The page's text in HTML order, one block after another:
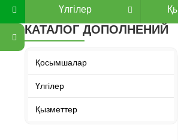
Үлгілер
КАТАЛОГ ДОПОЛНЕНИЙ
Қосымшалар
Үлгілер
Қызметтер